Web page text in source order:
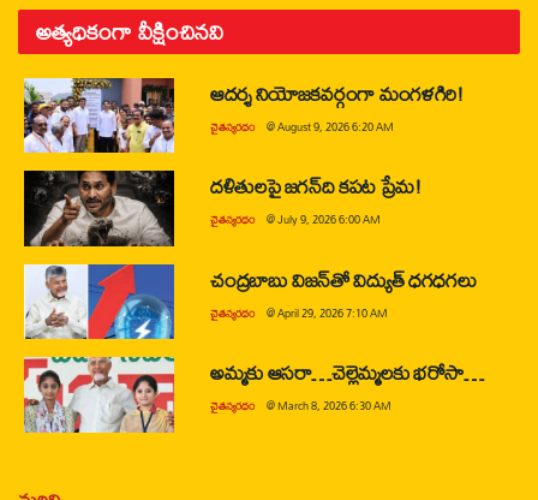
అత్యధికంగా వీక్షించినవి
ఆదర్శ నియోజకవర్గంగా మంగళగిరి!
చైతన్యరధం @August 9, 2026 6:20 AM
దళితులపై జగన్‌ది కపట ప్రేమ!
చైతన్యరధం @July 9, 2026 6:00 AM
చంద్రబాబు విజన్‌తో విద్యుత్ ధగధగలు
చైతన్యరధం @April 29, 2026 7:10 AM
అమ్మకు ఆసరా…చెల్లెమ్మలకు భరోసా…
చైతన్యరధం @March 8, 2026 6:30 AM